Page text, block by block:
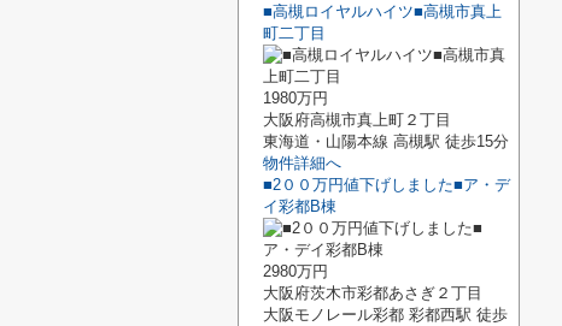
■高槻ロイヤルハイツ■高槻市真上
町二丁目
1980万円
大阪府高槻市真上町２丁目
東海道・山陽本線 高槻駅 徒歩15分
物件詳細へ
■2００万円値下げしました■ア・デ
イ彩都B棟
2980万円
大阪府茨木市彩都あさぎ２丁目
大阪モノレール彩都 彩都西駅 徒歩